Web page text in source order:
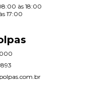
às 18:00
17:00